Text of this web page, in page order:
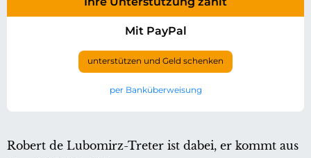
Mit PayPal
unterstützen und Geld schenken
per Banküberweisung
Robert de Lubomirz-Treter ist dabei, er kommt aus